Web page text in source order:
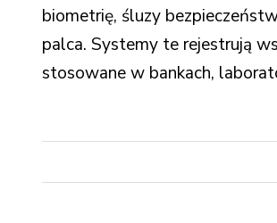
biometrię, śluzy
palca. Systemy te rejestrują
stosowane w bankach,